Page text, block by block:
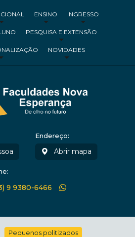
ENSINO INGRESSO
PESQUISA E EXTENSÃO
NOVIDADES
Endereço:
Abrir mapa
9 9380-6466
Pequenos politizados